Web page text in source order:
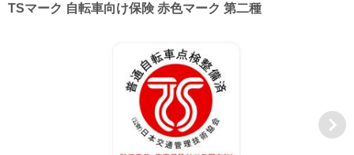
TSマーク 自転車向け保険 赤色マーク 第二種